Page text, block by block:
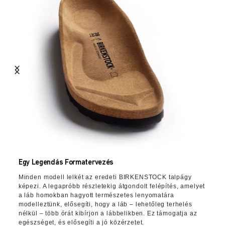
Egy Legendás Formatervezés
Minden modell lelkét az eredeti BIRKENSTOCK talpágy
képezi. A legapróbb részletekig átgondolt felépítés, amelyet
a láb homokban hagyott természetes lenyomatára
modelleztünk, elősegíti, hogy a láb – lehetőleg terhelés
nélkül – több órát kibírjon a lábbelikben. Ez támogatja az
egészséget, és elősegíti a jó közérzetet.